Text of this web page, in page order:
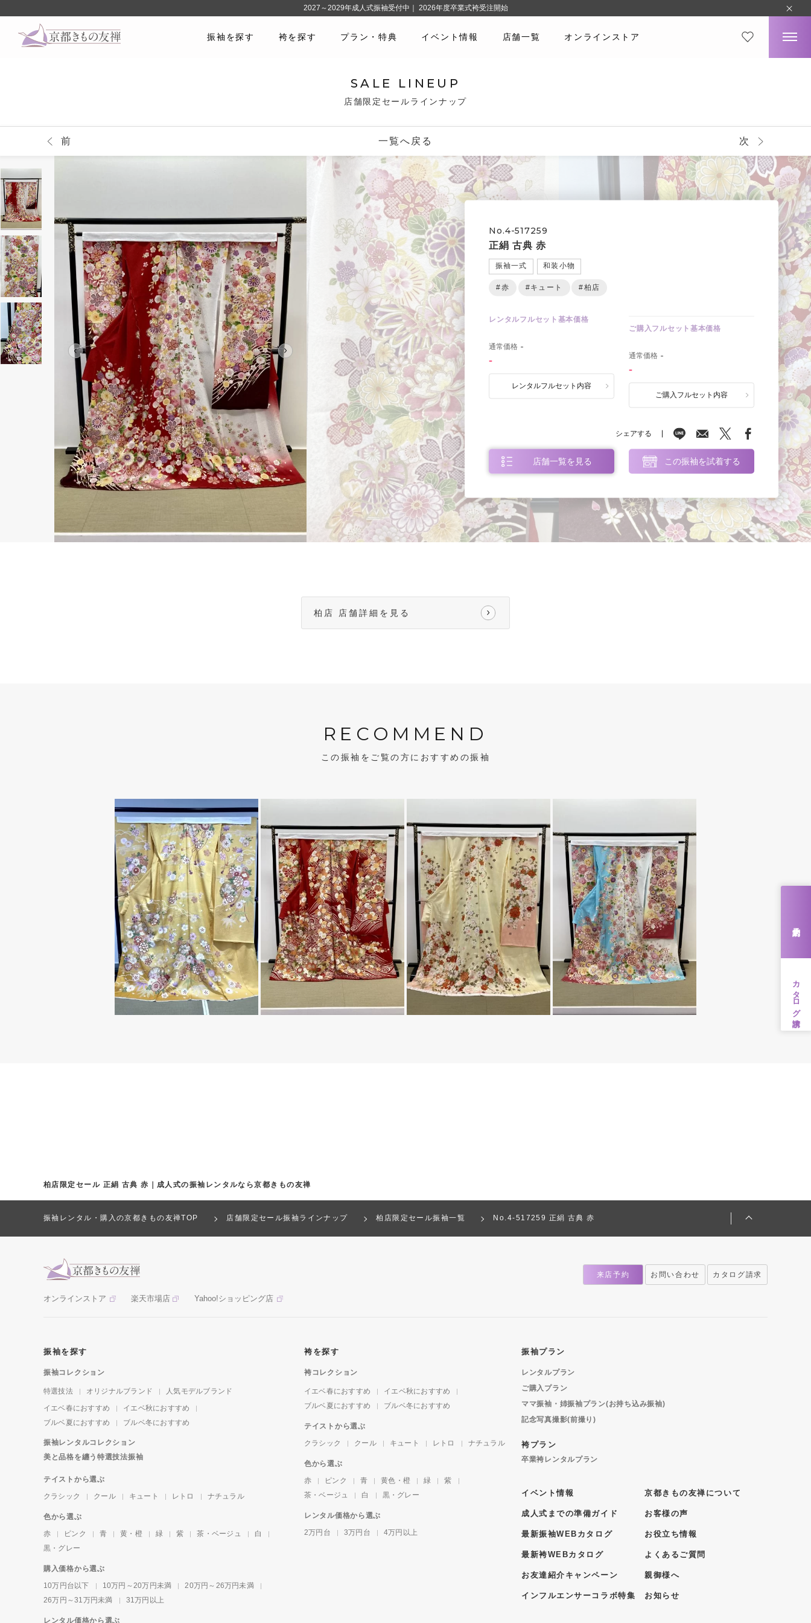
振袖を探す 袴を探す プラン・特典 イベント情報 店舗一覧 オンラインストア
SALE LINEUP
店舗限定セールラインナップ
前 一覧へ戻る 次
No.4-517259
正絹 古典 赤
振袖一式 和装小物
#赤 #キュート #柏店
レンタルフルセット基本価格
通常価格 -
-
レンタルフルセット内容
ご購入フルセット基本価格
通常価格 -
-
ご購入フルセット内容
シェアする
店舗一覧を見る この振袖を試着する
柏店 店舗詳細を見る
RECOMMEND
この振袖をご覧の方におすすめの振袖
柏店限定セール 正絹 古典 赤｜成人式の振袖レンタルなら京都きもの友禅
振袖レンタル・購入の京都きもの友禅TOP 店舗限定セール振袖ラインナップ 柏店限定セール振袖一覧 No.4-517259 正絹 古典 赤
カタログ請求
オンラインストア 楽天市場店 Yahoo!ショッピング店
来店予約 お問い合わせ カタログ請求
振袖を探す
振袖コレクション
特選技法 オリジナルブランド
人気モデルブランド
イエベ春におすすめ
イエベ秋におすすめ
ブルベ夏におすすめ
ブルベ冬におすすめ
振袖レンタルコレクション
美と品格を纏う特選技法振袖
テイストから選ぶ
クラシック
クール キュート レトロ ナチュラル
色から選ぶ
赤
ピンク 青 黄・橙 緑 紫 茶・ベージュ
白
黒・グレー
購入価格から選ぶ
10万円台以下
10万円～20万円未満
20万円～26万円未満
26万円～31万円未満
31万円以上
レンタル価格から選ぶ
袴を探す
袴コレクション
イエベ春におすすめ
イエベ秋におすすめ
ブルベ夏におすすめ
ブルベ冬におすすめ
テイストから選ぶ
クラシック
クール キュート レトロ ナチュラル
色から選ぶ
赤
ピンク 青 黄色・橙 緑
紫
茶・ベージュ
白 黒・グレー
レンタル価格から選ぶ
2万円台
3万円台 4万円以上
振袖プラン
レンタルプラン
ご購入プラン
ママ振袖・姉振袖プラン(お持ち込み振袖)
記念写真撮影(前撮り)
袴プラン
卒業袴レンタルプラン
イベント情報
成人式までの準備ガイド
最新振袖WEBカタログ
最新袴WEBカタログ
お友達紹介キャンペーン
インフルエンサーコラボ特集
京都きもの友禅について
お客様の声
お役立ち情報
よくあるご質問
親御様へ
お知らせ
2027～2029年成人式振袖受付中｜ 2026年度卒業式袴受注開始